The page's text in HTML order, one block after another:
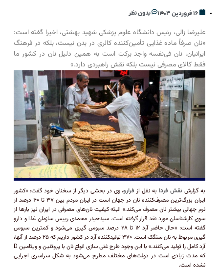
۱۶ فروردین ۱۴۰۳ بدون نظر
علیرضا زالی، رئیس دانشگاه علوم پزشکی شهید بهشتی، اخیرا گفته است:
«نان صرفاً ماده غذایی تأمین‌کننده کالری در بدن نیست، بلکه در فرهنگ
ایرانیان، نان فی‌نفسه واجد برکت است به همین دلیل نان در کشور ما
فقط کالای مصرفی نیست بلکه نقش راهبردی دارد.»
به گزارشنقش فردابه نقل از فرارو، وی در بخشی دیگر از سخنان خود گفت: «کشور
ایران بزرگ‌ترین مصرف‌کننده نان در جهان است در ایران مردم بین ۳۷ تا ۴۰ درصد از
نرم جهانی بیشتر نان مصرف می‌کند.» البته کیفیت نان‌های مصرفی در ایران نیز بار‌ها از
سوی کارشناسان مورد نقد قرار گرفته است. سیدحیدر محمدی رییس سازمان غذا و دارو
گفته است: «حال حاضر آرد ۱۲ تا ۲۸ درصد سبوس گیری می‌شود و کمترین سبوس
گیری مربوط به نان سنگک است. ۳۷۰ تولیدکننده آرد در کشور داریم که ۲۵ درصد از آنها،
آرد کامل را تولید می‌کنند.» با این وجود طرح غنی سازی انواع نان با پروتئین و ویتامین D
که مدت زیادی است در دولت‌های مختلف مطرح می‌شود به شکل سراسری اجرایی
نشده است.